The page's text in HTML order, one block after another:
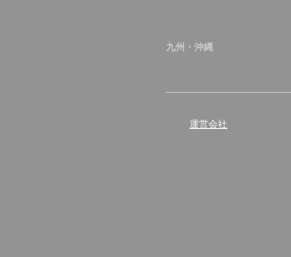
九州・沖縄
運営会社